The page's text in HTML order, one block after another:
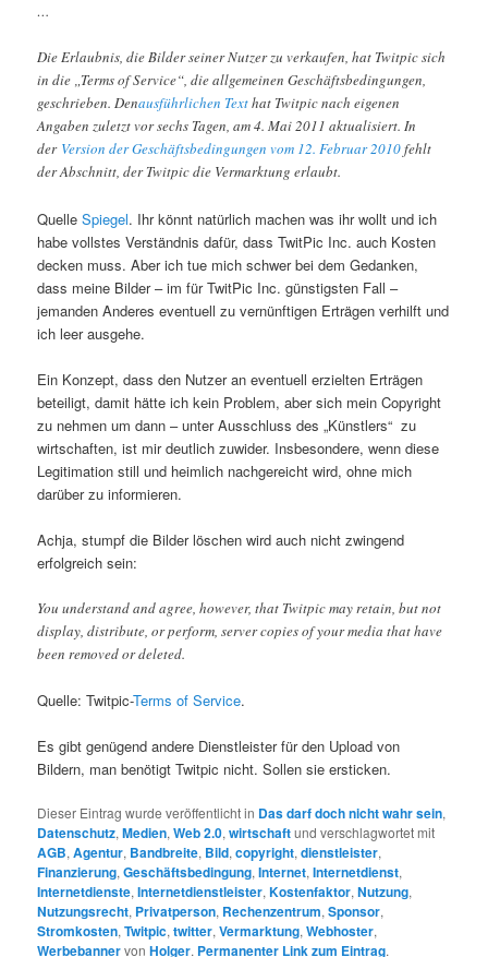
…
Die Erlaubnis, die Bilder seiner Nutzer zu verkaufen, hat Twitpic sich
in die „Terms of Service“, die allgemeinen Geschäftsbedingungen,
geschrieben. Denausführlichen Texthat Twitpic nach eigenen
Angaben zuletzt vor sechs Tagen, am 4. Mai 2011 aktualisiert. In
der Version der Geschäftsbedingungen vom 12. Februar 2010fehlt
der Abschnitt, der Twitpic die Vermarktung erlaubt.
QuelleSpiegel. Ihr könnt natürlich machen was ihr wollt und ich
habe vollstes Verständnis dafür, dass TwitPic Inc. auch Kosten
decken muss. Aber ich tue mich schwer bei dem Gedanken,
dass meine Bilder – im für TwitPic Inc. günstigsten Fall –
jemanden Anderes eventuell zu vernünftigen Erträgen verhilft und
ich leer ausgehe.
Ein Konzept, dass den Nutzer an eventuell erzielten Erträgen
beteiligt, damit hätte ich kein Problem, aber sich mein Copyright
zu nehmen um dann – unter Ausschluss des „Künstlers“ zu
wirtschaften, ist mir deutlich zuwider. Insbesondere, wenn diese
Legitimation still und heimlich nachgereicht wird, ohne mich
darüber zu informieren.
Achja, stumpf die Bilder löschen wird auch nicht zwingend
erfolgreich sein:
You understand and agree, however, that Twitpic may retain, but not
display, distribute, or perform, server copies of your media that have
been removed or deleted.
Quelle: Twitpic-Terms of Service.
Es gibt genügend andere Dienstleister für den Upload von
Bildern, man benötigt Twitpic nicht. Sollen sie ersticken.
Dieser Eintrag wurde veröffentlicht in Das darf doch nicht wahr sein,
Datenschutz,Medien,Web 2.0,wirtschaftund verschlagwortet mit
AGB,Agentur, Bandbreite, Bild,copyright,dienstleister,
Finanzierung,Geschäftsbedingung,Internet,Internetdienst,
Internetdienste,Internetdienstleister,Kostenfaktor,Nutzung,
Nutzungsrecht, Privatperson, Rechenzentrum,Sponsor,
Stromkosten,Twitpic,twitter,Vermarktung,Webhoster,
WerbebannervonHolger. Permanenter Link zum Eintrag.